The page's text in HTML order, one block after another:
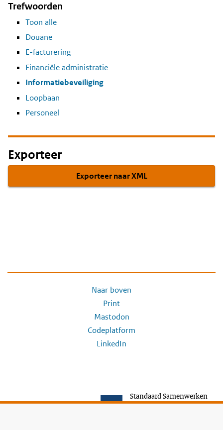
Trefwoorden
Toon alle
Douane
E-facturering
Financiële administratie
Informatiebeveiliging
Loopbaan
Personeel
Exporteer
Exporteer naar XML
Naar boven
Print
Mastodon
Codeplatform
LinkedIn
Standaard Samenwerken